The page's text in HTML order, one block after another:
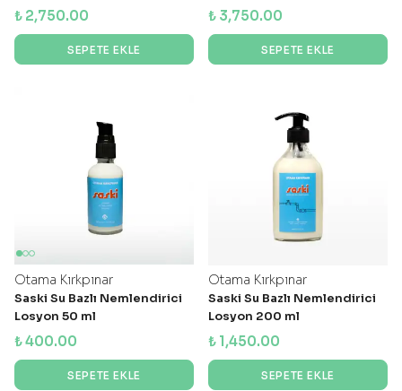
Güneş Kremi 20 ml
₺ 2,750.00
SEPETE EKLE
Güneş Kremi 30 ml
₺ 3,750.00
SEPETE EKLE
Otama Kırkpınar
Saski Su Bazlı Nemlendirici
Losyon 50 ml
₺ 400.00
SEPETE EKLE
Otama Kırkpınar
Saski Su Bazlı Nemlendirici
Losyon 200 ml
₺ 1,450.00
SEPETE EKLE